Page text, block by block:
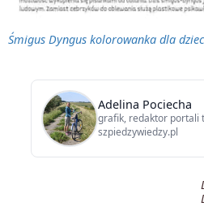
Śmigus Dyngus kolorowanka dla
Adelina Pociecha
grafik, redaktor portali
szpiedzywiedzy.pl